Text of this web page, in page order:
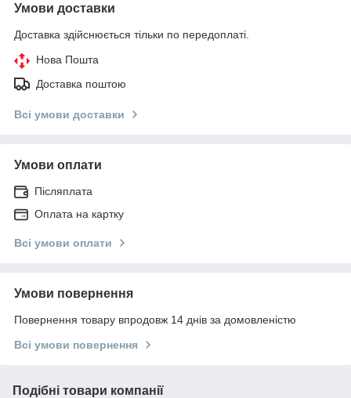
Умови доставки
Доставка здійснюється тільки по передоплаті.
Нова Пошта
Доставка поштою
Всі умови доставки
Умови оплати
Післяплата
Оплата на картку
Всі умови оплати
Умови повернення
Повернення товару впродовж 14 днів за домовленістю
Всі умови повернення
Подібні товари компанії